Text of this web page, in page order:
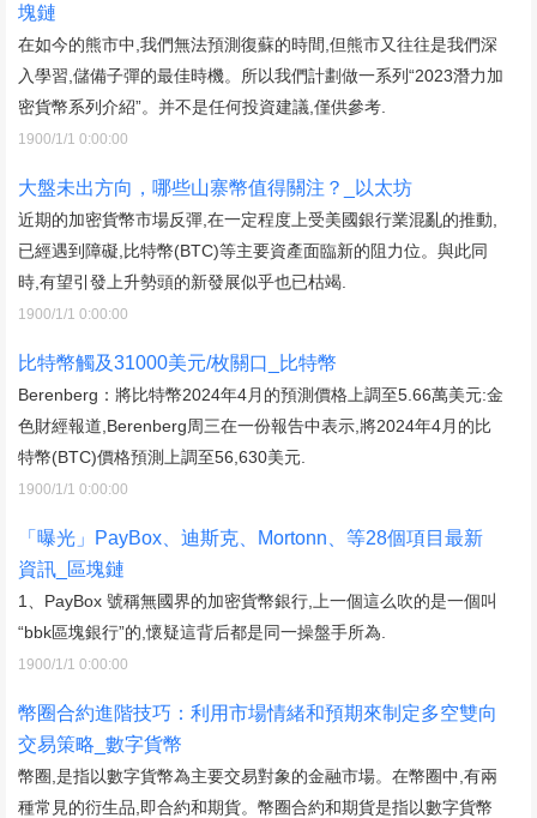
塊鏈
在如今的熊市中,我們無法預測復蘇的時間,但熊市又往往是我們深
入學習,儲備子彈的最佳時機。所以我們計劃做一系列“2023潛力加
密貨幣系列介紹”。并不是任何投資建議,僅供參考.
1900/1/1 0:00:00
大盤未出方向，哪些山寨幣值得關注？_以太坊
近期的加密貨幣市場反彈,在一定程度上受美國銀行業混亂的推動,
已經遇到障礙,比特幣(BTC)等主要資產面臨新的阻力位。與此同
時,有望引發上升勢頭的新發展似乎也已枯竭.
1900/1/1 0:00:00
比特幣觸及31000美元/枚關口_比特幣
Berenberg：將比特幣2024年4月的預測價格上調至5.66萬美元:金
色財經報道,Berenberg周三在一份報告中表示,將2024年4月的比
特幣(BTC)價格預測上調至56,630美元.
1900/1/1 0:00:00
「曝光」PayBox、迪斯克、Mortonn、等28個項目最新
資訊_區塊鏈
1、PayBox 號稱無國界的加密貨幣銀行,上一個這么吹的是一個叫
“bbk區塊銀行”的,懷疑這背后都是同一操盤手所為.
1900/1/1 0:00:00
幣圈合約進階技巧：利用市場情緒和預期來制定多空雙向
交易策略_數字貨幣
幣圈,是指以數字貨幣為主要交易對象的金融市場。在幣圈中,有兩
種常見的衍生品,即合約和期貨。幣圈合約和期貨是指以數字貨幣